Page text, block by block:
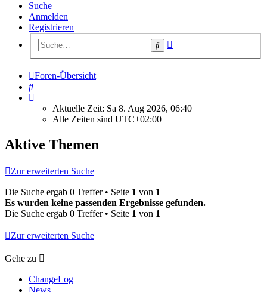
Suche
Anmelden
Registrieren
Suche
Foren-Übersicht
Suche
Aktuelle Zeit: Sa 8. Aug 2026, 06:40
Alle Zeiten sind UTC+02:00
Aktive Themen
Zur erweiterten Suche
Die Suche ergab 0 Treffer • Seite 1 von 1
Es wurden keine passenden Ergebnisse gefunden.
Die Suche ergab 0 Treffer • Seite 1 von 1
Zur erweiterten Suche
Gehe zu
ChangeLog